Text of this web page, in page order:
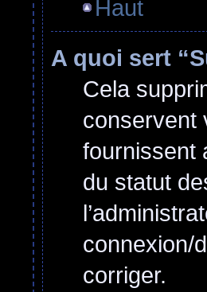
Haut
A quoi sert
Cela
conservent
fournissent
du statut
connexion/
corriger.